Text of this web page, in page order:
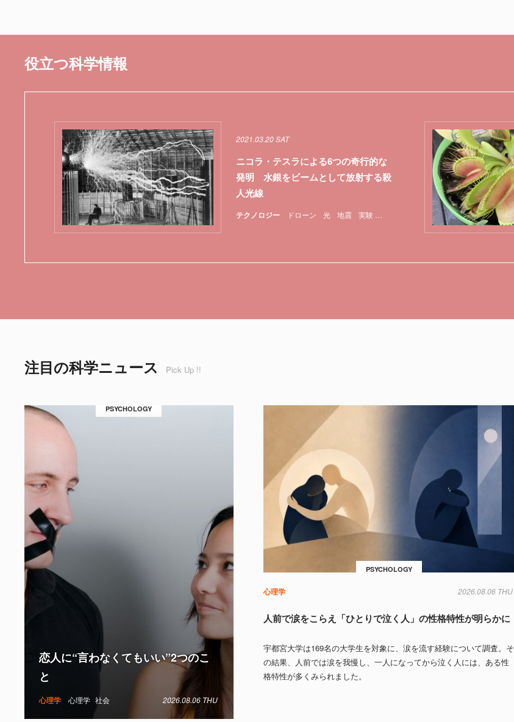
役立つ科学情報
テクノロジー ドローン 光 地震 実験 音速
2021.03.20 SAT
ニコラ・テスラによる6つの奇行的な
発明 水銀をビームとして放射する殺
人光線
注目の科学ニュース Pick Up !!
PSYCHOLOGY
心理学 心理学 社会 2026.08.06 THU
恋人に“言わなくてもいい”2つのこ
と
PSYCHOLOGY
心理学 2026.08.06 THU
人前で涙をこらえ「ひとりで泣く人」の性格特性が明らかに
宇都宮大学は169名の大学生を対象に、涙を流す経験について調査。そ
の結果、人前では涙を我慢し、一人になってから泣く人には、ある性
格特性が多くみられました。